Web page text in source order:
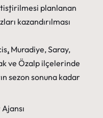
planlanan
kazandırılması
Muradiye, Saray,
ve Özalp ilçelerinde
sezon sonuna kadar